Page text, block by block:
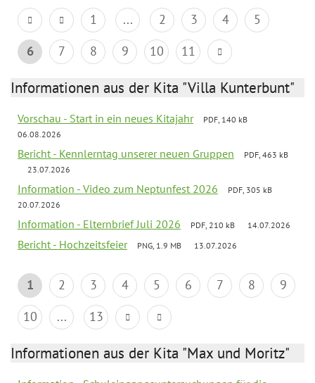
1 ... 2 3 4
5
6
7 8 9 10 11
Informationen aus der Kita "Villa Kunterbunt"
Vorschau - Start in ein neues Kitajahr
PDF, 140 kB
06.08.2026
Bericht - Kennlerntag unserer neuen Gruppen
PDF, 463 kB
23.07.2026
Information - Video zum Neptunfest 2026
PDF, 305 kB
20.07.2026
Information - Elternbrief Juli 2026 PDF, 210 kB 14.07.2026
Bericht - Hochzeitsfeier PNG, 1.9 MB 13.07.2026
1 2 3 4 5 6 7 8
9
10
... 13
Informationen aus der Kita "Max und Moritz"